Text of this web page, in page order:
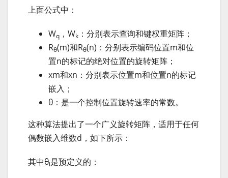
上面公式中：
Wq ，Wk ：分别表示查询和键权重矩阵；
Rθ(m)和Rθ(n)：分别表示编码位置m和位
置n的标记的绝对位置的旋转矩阵；
xm和xn：分别表示位置m和位置n的标记
嵌入；
θ：是一个控制位置旋转速率的常数。
这种算法提出了一个广义旋转矩阵，适用于任何
偶数嵌入维数d，如下所示：
其中θi是预定义的：